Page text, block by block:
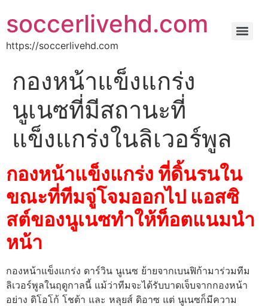
soccerlivehd.com
https://soccerlivehd.com
กองหน้าแข็งแกร่ง
นูเนซที่มีสถานะที่
แข็งแกร่งในลิเวอร์พูล
กองหน้าแข็งแกร่ง ที่ดิ้นรนใน
ขณะที่ทีมจู่โจมออกไป แอสซิ
สต์ของนูเนซทำให้ท็อตแนมนำ
หน้า
กองหน้าแข็งแกร่ง ดาร์วิน นูเนซ ย้ายจากเบนฟิก้ามาร่วมทีม
ลิเวอร์พูลในฤดูกาลนี้ แม้ว่าทีมจะได้รับบาดเจ็บจากกองหน้า
อย่าง ดิโอโก้ โชต้า และ หลุยส์ ดิอาซ แต่ นูเนซก็มีความ